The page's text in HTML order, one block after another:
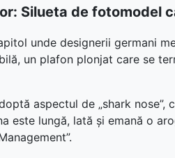
Silueta de fotomodel
unde designerii germani
un plafon plonjat care se
aspectul de „shark
este lungă, lată și emană o